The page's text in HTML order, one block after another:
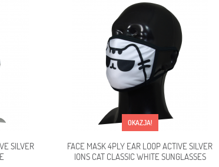
SILVER
OKAZJA!
FACE MASK 4PLY EAR LOOP ACTIVE SILVER
IONS CAT CLASSIC WHITE SUNGLASSES